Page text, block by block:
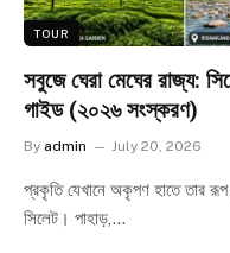
TOUR
সবুজে ঘেরা মেঘের রাজ্য:
গাইড (২০২৬ সংস্করণ)
By admin July 20, 2026
প্রকৃতি যেখানে অকৃপণ হাতে তার রূপ
সিলেট। পাহাড়,…